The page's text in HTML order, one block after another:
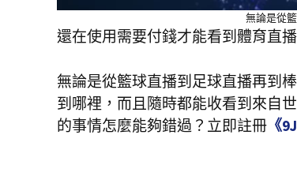
無論是從
還在使用需要付錢才能看到體育直
無論是從籃球直播到足球直播再到
到哪裡，而且隨時都能收看到來自
的事情怎麼能夠錯過？立即註冊 《